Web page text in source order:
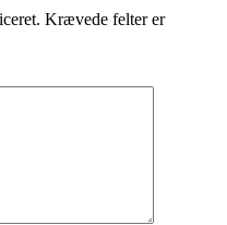
Krævede felter er